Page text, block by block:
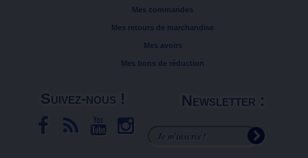
Mes commandes
Mes retours de marchandise
Mes avoirs
Mes bons de réduction
Suivez-nous ! Newsletter :